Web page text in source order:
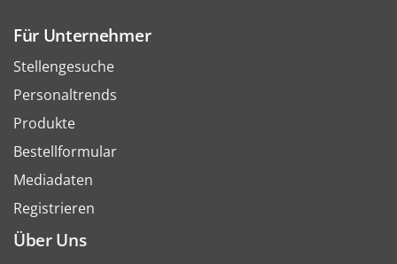
Für Unternehmer
Stellengesuche
Personaltrends
Produkte
Bestellformular
Mediadaten
Registrieren
Über Uns